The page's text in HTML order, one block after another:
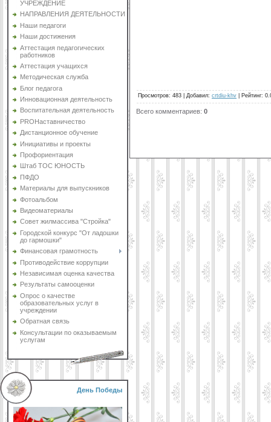
УЧРЕЖДЕНИЕ
НАПРАВЛЕНИЯ ДЕЯТЕЛЬНОСТИ
Наши педагоги
Наши достижения
Аттестация педагогических
работников
Аттестация учащихся
Методическая служба
Блог педагога
Инновационная деятельность
Воспитательная деятельность
PROНаставничество
Дистанционное обучение
Инициативы и проекты
Профориентация
Штаб ТОС ЮНОСТЬ
ПФДО
Материалы для выпускников
Фотоальбом
Видеоматериалы
Совет жилмассива "Стройка"
Городской конкурс "От ладошки
до гармошки"
Финансовая грамотность
Противодействие коррупции
Независимая оценка качества
Результаты самооценки
Опрос о качестве
образовательных услуг в
учреждении
Обратная связь
Консультации по оказываемым
услугам
День Победы
Просмотров: 483 Добавил: crtdiu-khv Рейтинг:
Всего комментариев: 0